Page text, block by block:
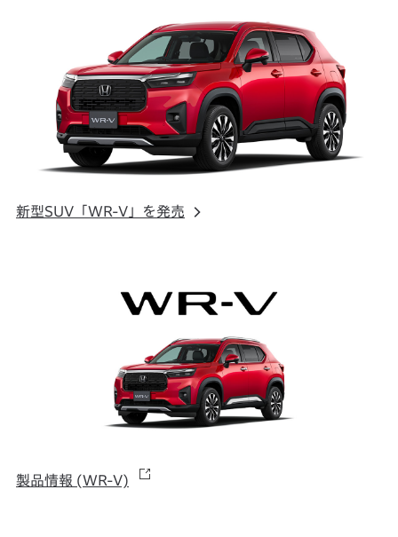
新型SUV「WR-V」を発売
製品情報 (WR-V)